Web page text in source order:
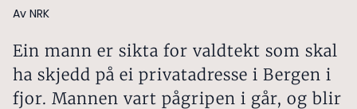
Av NRK
Ein mann er sikta for valdtekt som skal
ha skjedd på ei privatadresse i Bergen i
fjor. Mannen vart pågripen i går, og blir